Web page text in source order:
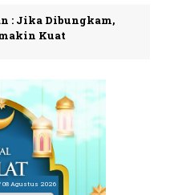
: Jika Dibungkam,
Kuat
08 Agustus 2026